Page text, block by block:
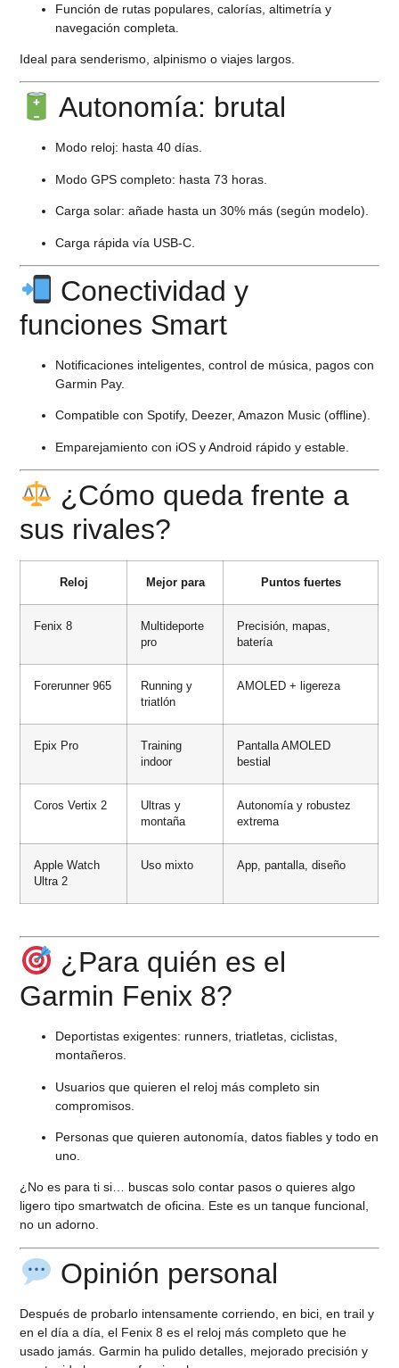
Función de rutas populares, calorías, altimetría y
navegación completa.
Ideal para senderismo, alpinismo o viajes largos.
Autonomía: brutal
Modo reloj: hasta 40 días.
Modo GPS completo: hasta 73 horas.
Carga solar: añade hasta un 30% más (según modelo).
Carga rápida vía USB-C.
Conectividad y
funciones Smart
Notificaciones inteligentes, control de música, pagos con
Garmin Pay.
Compatible con Spotify, Deezer, Amazon Music (offline).
Emparejamiento con iOS y Android rápido y estable.
¿Cómo queda frente a
sus rivales?
Reloj Mejor para Puntos fuertes
Fenix 8
Multideporte
pro
Precisión, mapas,
batería
Forerunner 965
Running y
triatlón
AMOLED + ligereza
Epix Pro
Training
indoor
Pantalla AMOLED
bestial
Coros Vertix 2
Ultras y
montaña
Autonomía y robustez
extrema
Apple Watch
Ultra 2
Uso mixto App, pantalla, diseño
¿Para quién es el
Garmin Fenix 8?
Deportistas exigentes: runners, triatletas, ciclistas,
montañeros.
Usuarios que quieren el reloj más completo sin
compromisos.
Personas que quieren autonomía, datos fiables y todo en
uno.
¿No es para ti si… buscas solo contar pasos o quieres algo
ligero tipo smartwatch de oficina. Este es untanque funcional,
no un adorno.
Opinión personal
Después de probarlo intensamente corriendo, en bici, en trail y
en el día a día,el Fenix 8 es el reloj más completo que he
usado jamás . Garmin ha pulido detalles, mejorado precisión y